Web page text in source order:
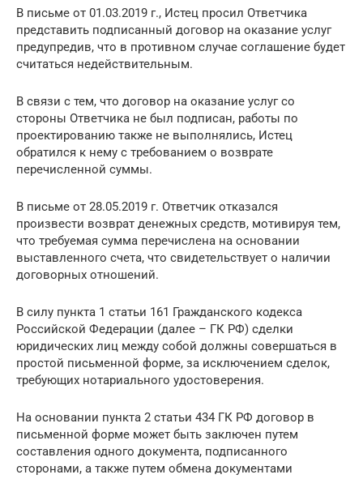
В письме от 01.03.2019 г., Истец просил Ответчика
представить подписанный договор на оказание услуг
предупредив, что в противном случае соглашение будет
считаться недействительным.
В связи с тем, что договор на оказание услуг со
стороны Ответчика не был подписан, работы по
проектированию также не выполнялись, Истец
обратился к нему с требованием о возврате
перечисленной суммы.
В письме от 28.05.2019 г. Ответчик отказался
произвести возврат денежных средств, мотивируя тем,
что требуемая сумма перечислена на основании
выставленного счета, что свидетельствует о наличии
договорных отношений.
В силу пункта 1 статьи 161 Гражданского кодекса
Российской Федерации (далее – ГК РФ) сделки
юридических лиц между собой должны совершаться в
простой письменной форме, за исключением сделок,
требующих нотариального удостоверения.
На основании пункта 2 статьи 434 ГК РФ договор в
письменной форме может быть заключен путем
составления одного документа, подписанного
сторонами, а также путем обмена документами